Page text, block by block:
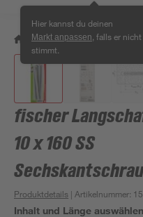
Hier kannst du deinen
Markt anpassen , falls er nicht
stimmt.
/ Werkstatt & Maschinen /
fischer
10 x 160 SS
Produktdetails | Artikelnummer:
Inhalt und Länge auswählen